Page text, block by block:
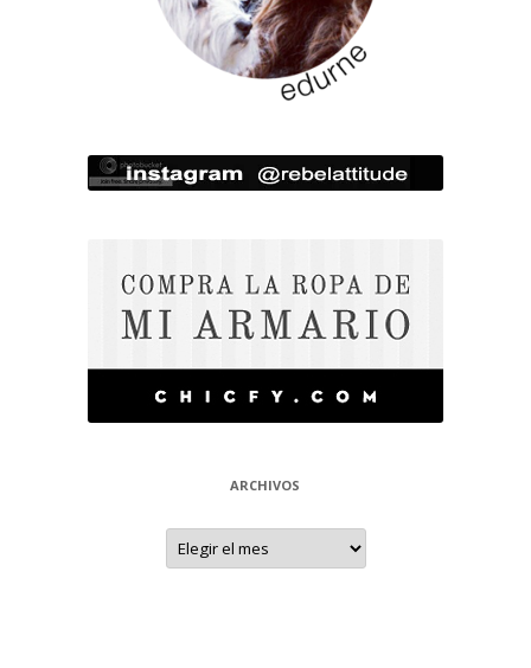
ARCHIVOS
Archivos